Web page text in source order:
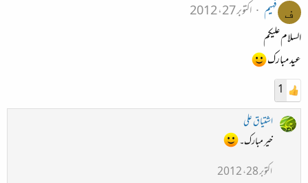
ف فہیم
اکتوبر 27، 2012
السلام علیکم
عید مبارک
1
اشتیاق علی
خیر مبارک۔
اکتوبر 28، 2012